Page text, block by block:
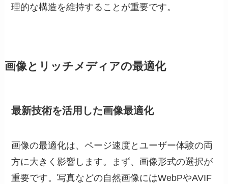
理的な構造を維持することが重要です。
画像とリッチメディアの最適化
最新技術を活用した画像最適化
画像の最適化は、ページ速度とユーザー体験の両
方に大きく影響します。まず、画像形式の選択が
重要です。写真などの自然画像にはWebPやAVIF